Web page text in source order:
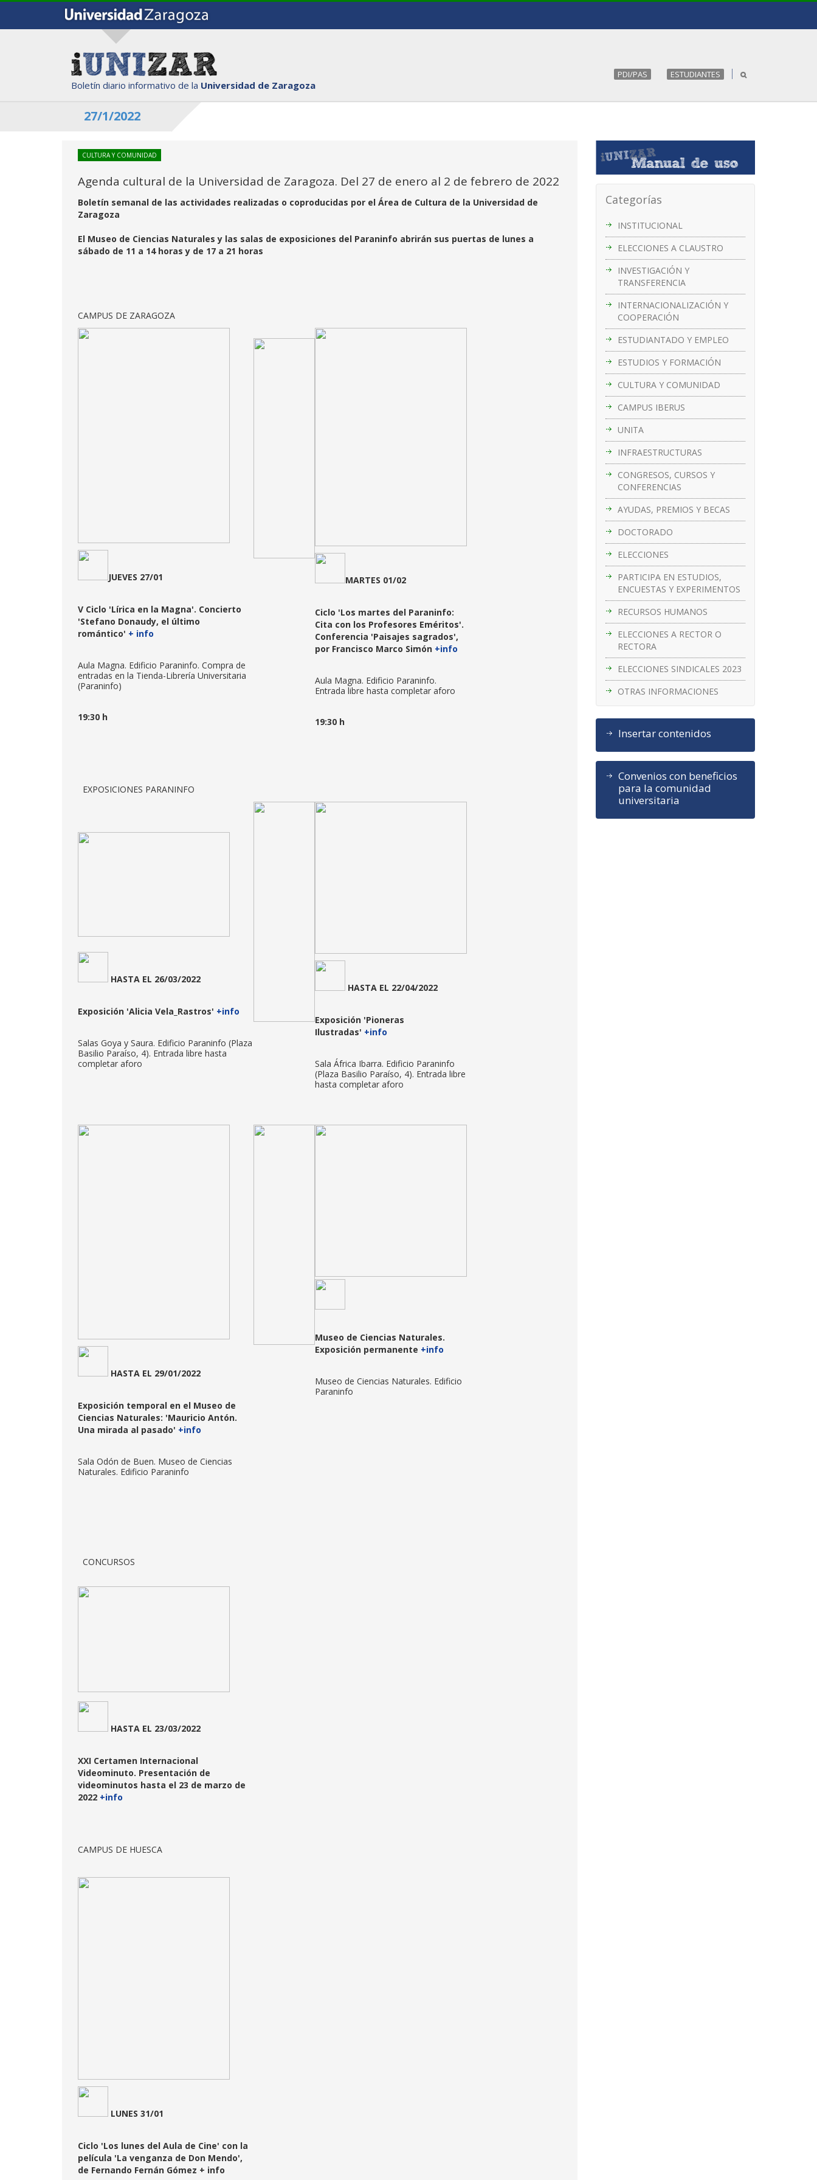
Boletín diario informativo de la Universidad de Zaragoza
PDI/PAS ESTUDIANTES
27/1/2022
Categorías
INSTITUCIONAL
ELECCIONES A CLAUSTRO
INVESTIGACIÓN Y
TRANSFERENCIA
INTERNACIONALIZACIÓN Y
COOPERACIÓN
ESTUDIANTADO Y EMPLEO
ESTUDIOS Y FORMACIÓN
CULTURA Y COMUNIDAD
CAMPUS IBERUS
UNITA
INFRAESTRUCTURAS
CONGRESOS, CURSOS Y
CONFERENCIAS
AYUDAS, PREMIOS Y BECAS
DOCTORADO
ELECCIONES
PARTICIPA EN ESTUDIOS,
ENCUESTAS Y EXPERIMENTOS
RECURSOS HUMANOS
ELECCIONES A RECTOR O
RECTORA
ELECCIONES SINDICALES 2023
OTRAS INFORMACIONES
Insertar contenidos
Convenios con beneficios
para la comunidad
universitaria
CULTURA Y COMUNIDAD
Agenda cultural de la Universidad de Zaragoza. Del 27 de enero al 2 de febrero de 2022
Boletín semanal de las actividades realizadas o coproducidas por el Área de Cultura de la Universidad de
Zaragoza
El Museo de Ciencias Naturales y las salas de exposiciones del Paraninfo abrirán sus puertas de lunes a
sábado de 11 a 14 horas y de 17 a 21 horas
CAMPUS DE ZARAGOZA
JUEVES 27/01
V Ciclo 'Lírica en la Magna'. Concierto
'Stefano Donaudy, el último
romántico' + info
Aula Magna. Edificio Paraninfo. Compra de
entradas en la Tienda-Librería Universitaria
(Paraninfo)
19:30 h
MARTES 01/02
Ciclo 'Los martes del Paraninfo:
Cita con los Profesores Eméritos'.
Conferencia 'Paisajes sagrados',
por Francisco Marco Simón +info
Aula Magna. Edificio Paraninfo.
Entrada libre hasta completar aforo
19:30 h
EXPOSICIONES PARANINFO
HASTA EL 26/03/2022
Exposición 'Alicia Vela_Rastros' +info
Salas Goya y Saura. Edificio Paraninfo (Plaza
Basilio Paraíso, 4). Entrada libre hasta
completar aforo
HASTA EL 22/04/2022
Exposición 'Pioneras
Ilustradas' +info
Sala África Ibarra. Edificio Paraninfo
(Plaza Basilio Paraíso, 4). Entrada libre
hasta completar aforo
HASTA EL 29/01/2022
Exposición temporal en el Museo de
Ciencias Naturales: 'Mauricio Antón.
Una mirada al pasado' +info
Sala Odón de Buen. Museo de Ciencias
Naturales. Edificio Paraninfo
Museo de Ciencias Naturales.
Exposición permanente +info
Museo de Ciencias Naturales. Edificio
Paraninfo
CONCURSOS
HASTA EL 23/03/2022
XXI Certamen Internacional
Videominuto. Presentación de
videominutos hasta el 23 de marzo de
2022 +info
CAMPUS DE HUESCA
LUNES 31/01
Ciclo 'Los lunes del Aula de Cine' con la
película 'La venganza de Don Mendo',
de Fernando Fernán Gómez + info